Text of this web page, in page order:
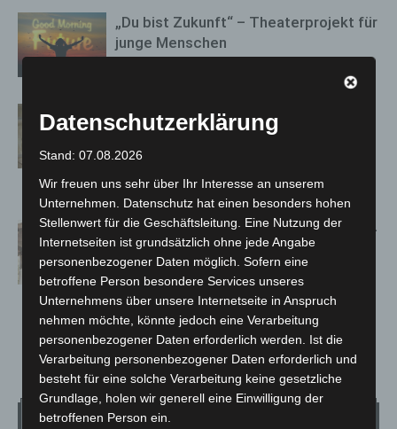
„Du bist Zukunft“ – Theaterprojekt für
junge Menschen
Stadtbibliothek Hannover lädt zur
traditionellen LeSe(e)reise im
Sommer
14. Juli 2021
Kultursommer 2021: Wie klingt der 30-
jährige Krieg?
13. Juli 2021
128
Datenschutzerklärung
Stand: 07.08.2026
Wir freuen uns sehr über Ihr Interesse an unserem
Unternehmen. Datenschutz hat einen besonders hohen
Stellenwert für die Geschäftsleitung. Eine Nutzung der
Internetseiten ist grundsätzlich ohne jede Angabe
personenbezogener Daten möglich. Sofern eine
betroffene Person besondere Services unseres
Unternehmens über unsere Internetseite in Anspruch
nehmen möchte, könnte jedoch eine Verarbeitung
personenbezogener Daten erforderlich werden. Ist die
Verarbeitung personenbezogener Daten erforderlich und
besteht für eine solche Verarbeitung keine gesetzliche
Grundlage, holen wir generell eine Einwilligung der
betroffenen Person ein.